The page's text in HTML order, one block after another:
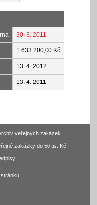
30. 3. 2011
1 633 200,00 Kč
13. 4. 2012
13. 4. 2011
veřejných zakázek
zakázky do 50 tis. Kč
stránku